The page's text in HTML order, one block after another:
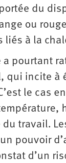
du
ou
liés à la
a pourtant
qui incite à
le cas
travail.
pouvoir
d’un